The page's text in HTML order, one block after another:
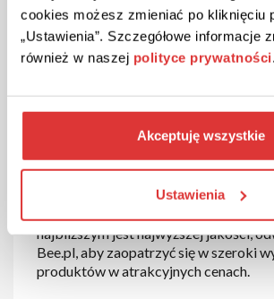
cookies możesz zmieniać po kliknięciu
„Ustawienia”. Szczegółowe informacje
również w naszej polityce prywatności.
Akceptuję wszystkie
Ustawienia
Informacje o
Bee.pl
Misja
Bee.pl to sklep, w którym znajdziesz
żywność, suplementy diety, naturalne
przyjazne środowisku zabawki, a
domu i ogrodu. Jeżeli prowadzisz
chcesz mieć pewność, że żywność,
najbliższym jest najwyższej jakości,
Bee.pl, aby zaopatrzyć się w szeroki
produktów w atrakcyjnych cenach.